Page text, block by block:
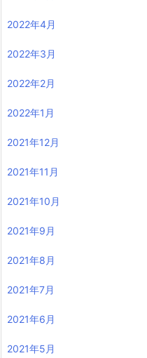
2022年4月
2022年3月
2022年2月
2022年1月
2021年12月
2021年11月
2021年10月
2021年9月
2021年8月
2021年7月
2021年6月
2021年5月